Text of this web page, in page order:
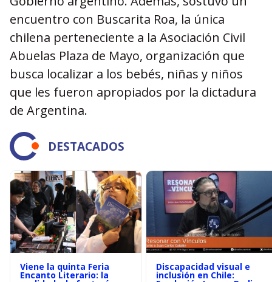
encuentro con Buscarita Roa, la única
chilena perteneciente a la Asociación Civil
Abuelas Plaza de Mayo, organización que
busca localizar a los bebés, niñas y niños
que les fueron apropiados por la dictadura
de Argentina.
DESTACADOS
Viene la quinta Feria
Encanto Literario: la
Discapacidad visual e
inclusión en Chile: